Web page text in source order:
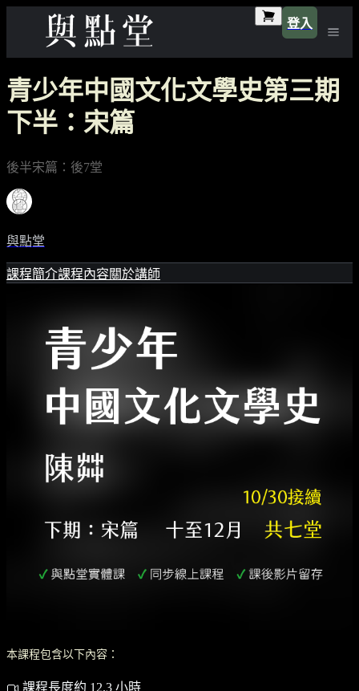
登入
青少年中國文化文學史第三期
下半：宋篇
後半宋篇：後7堂
與點堂
課程簡介課程內容關於講師
本課程包含以下內容：
課程長度約 12.3 小時